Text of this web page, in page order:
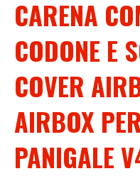
CARENA
CODONE E
COVER
AIRBOX
PANIGALE